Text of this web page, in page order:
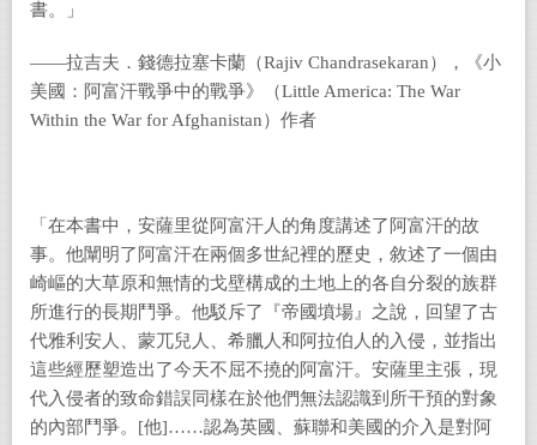
書。」
――拉吉夫．錢德拉塞卡蘭（Rajiv Chandrasekaran），《小
美國：阿富汗戰爭中的戰爭》（Little America: The War
Within the War for Afghanistan）作者
「在本書中，安薩里從阿富汗人的角度講述了阿富汗的故
事。他闡明了阿富汗在兩個多世紀裡的歷史，敘述了一個由
崎嶇的大草原和無情的戈壁構成的土地上的各自分裂的族群
所進行的長期鬥爭。他駁斥了『帝國墳場』之說，回望了古
代雅利安人、蒙兀兒人、希臘人和阿拉伯人的入侵，並指出
這些經歷塑造出了今天不屈不撓的阿富汗。安薩里主張，現
代入侵者的致命錯誤同樣在於他們無法認識到所干預的對象
的內部鬥爭。[他]……認為英國、蘇聯和美國的介入是對阿